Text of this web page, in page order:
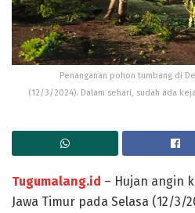
Penanganan pohon tumbang di
(12/3/2024). Dalam sehari, sudah ada
Tugumalang.id – Hujan angin
Jawa Timur pada Selasa (12/3/